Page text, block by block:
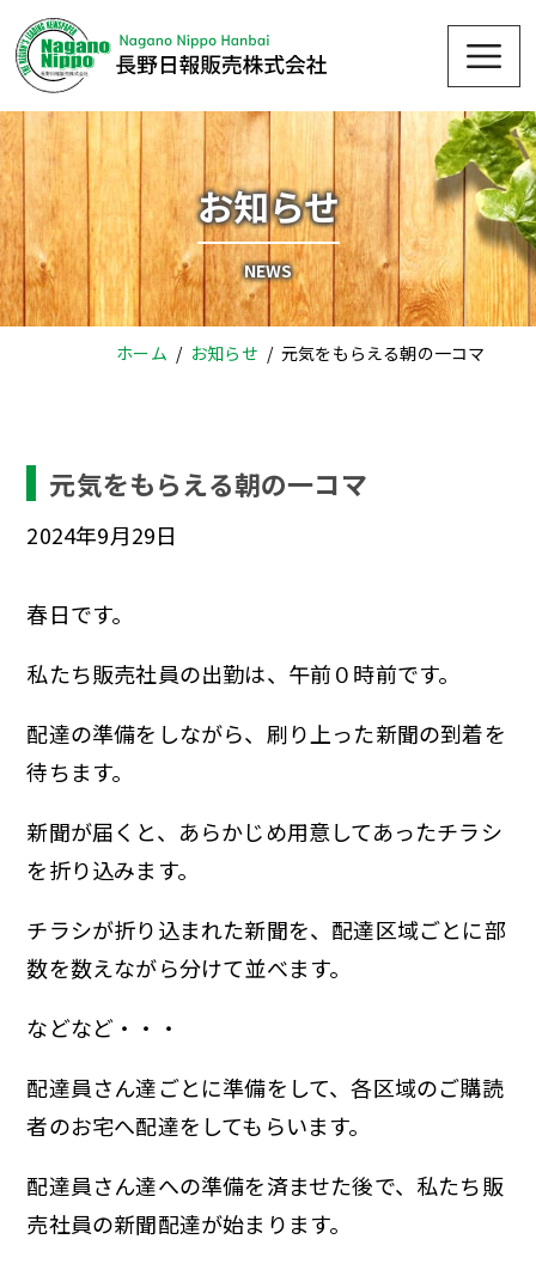
Skip
to
content
お知らせ
NEWS
ホーム お知らせ 元気をもらえる朝の一コマ
元気をもらえる朝の一コマ
2024年9月29日
春日です。
私たち販売社員の出勤は、午前０時前です。
配達の準備をしながら、刷り上った新聞の到着を
待ちます。
新聞が届くと、あらかじめ用意してあったチラシ
を折り込みます。
チラシが折り込まれた新聞を、配達区域ごとに部
数を数えながら分けて並べます。
などなど・・・
配達員さん達ごとに準備をして、各区域のご購読
者のお宅へ配達をしてもらいます。
配達員さん達への準備を済ませた後で、私たち販
売社員の新聞配達が始まります。